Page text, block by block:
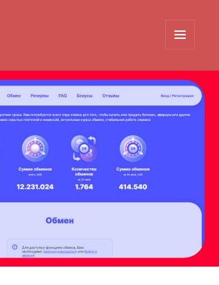
ВИДЖЕТЫ